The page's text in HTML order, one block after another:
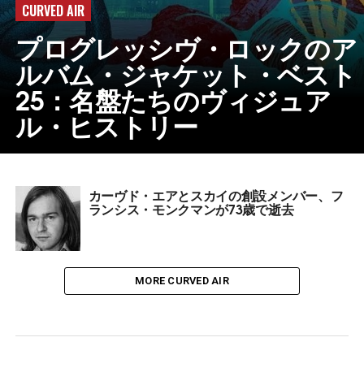
CURVED AIR
プログレッシヴ・ロックのア
ルバム・ジャケット・ベスト
25：名盤たちのヴィジュア
ル・ヒストリー
カーヴド・エアとスカイの創設メンバー、フ
ランシス・モンクマンが73歳で逝去
MORE CURVED AIR